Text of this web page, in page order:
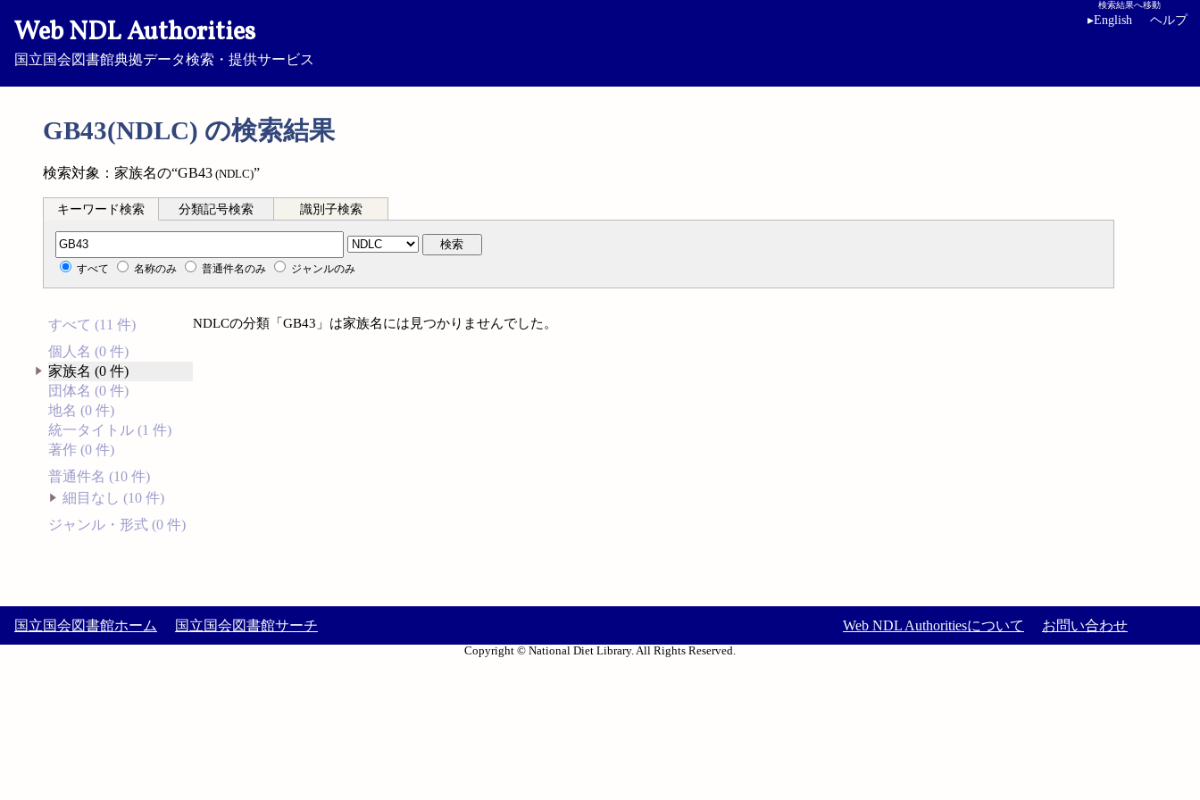
Web NDL Authorities
国立国会図書館典拠データ検索・提供サービス
検索結果へ移動
▸English ヘルプ
GB43(NDLC) の検索結果
検索対象：家族名の“GB43 (NDLC)”
キーワード検索 分類記号検索 識別子検索
分類記号検索 検索
すべて 名称のみ 普通件名のみ ジャンルのみ
すべて (11 件)
個人名 (0 件)
家族名 (0 件)
団体名 (0 件)
地名 (0 件)
統一タイトル (1 件)
著作 (0 件)
普通件名 (10 件)
細目なし (10 件)
ジャンル・形式 (0 件)
NDLCの分類「GB43」は家族名には見つかりませんでした。
国立国会図書館ホーム 国立国会図書館サーチ Web NDL Authoritiesについて お問い合わせ
Copyright © National Diet Library. All Rights Reserved.